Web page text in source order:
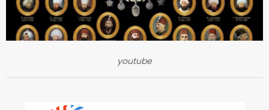
youtube